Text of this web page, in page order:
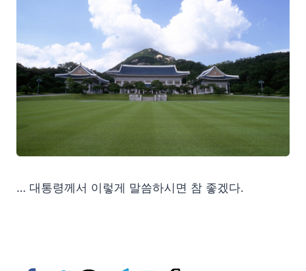
… 대통령께서 이렇게 말씀하시면 참 좋겠다.